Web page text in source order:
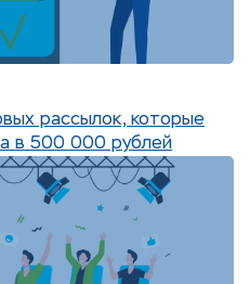
рассылок, которые
в 500 000 рублей